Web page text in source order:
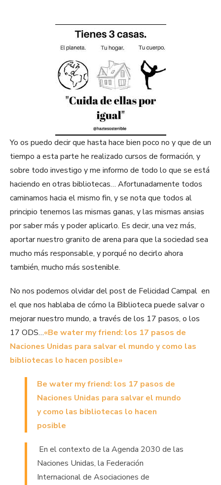
Yo os puedo decir que hasta hace bien poco no y que de un
tiempo a esta parte he realizado cursos de formación, y
sobre todo investigo y me informo de todo lo que se está
haciendo en otras bibliotecas… Afortunadamente todos
caminamos hacia el mismo fin, y se nota que todos al
principio tenemos las mismas ganas, y las mismas ansias
por saber más y poder aplicarlo. Es decir, una vez más,
aportar nuestro granito de arena para que la sociedad sea
mucho más responsable, y porqué no decirlo ahora
también, mucho más sostenible.
No nos podemos olvidar del post de Felicidad Campal en
el que nos hablaba de cómo la Biblioteca puede salvar o
mejorar nuestro mundo, a través de los 17 pasos, o los
17 ODS…«Be water my friend: los 17 pasos de
Naciones Unidas para salvar el mundo y como las
bibliotecas lo hacen posible»
Be water my friend: los 17 pasos de
Naciones Unidas para salvar el mundo
y como las bibliotecas lo hacen
posible
En el contexto de la Agenda 2030 de las
Naciones Unidas, la Federación
Internacional de Asociaciones de